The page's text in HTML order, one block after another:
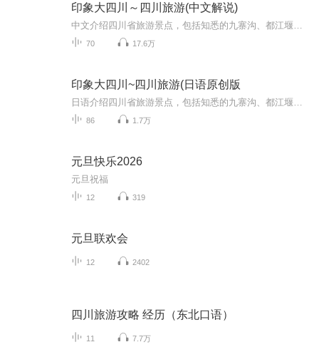
印象大四川～四川旅游(中文解说)
70 17.6万
印象大四川~四川旅游(日语原创版
86 1.7万
元旦快乐2026
元旦祝福
12 319
元旦联欢会
12 2402
四川旅游攻略 经历（东北口语）
11 7.7万